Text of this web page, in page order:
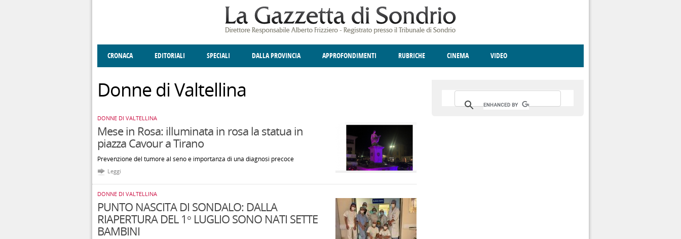
CRONACA EDITORIALI SPECIALI DALLA PROVINCIA APPROFONDIMENTI RUBRICHE CINEMA VIDEO
Donne di Valtellina
DONNE DI VALTELLINA
Mese in Rosa: illuminata in rosa la statua in
piazza Cavour a Tirano
Prevenzione del tumore al seno e importanza di una diagnosi precoce
Leggi
DONNE DI VALTELLINA
PUNTO NASCITA DI SONDALO: DALLA
RIAPERTURA DEL 1° LUGLIO SONO NATI SETTE
BAMBINI